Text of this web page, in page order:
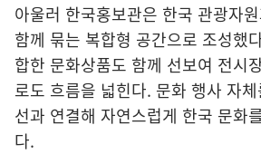
아울러 한국홍보관은 한국 관광자
함께 묶는 복합형 공간으로 조성했
합한 문화상품도 함께 선보여 전시
로도 흐름을 넓힌다. 문화 행사 자
선과 연결해 자연스럽게 한국 문화
다.